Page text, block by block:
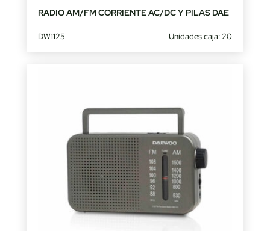
RADIO AM/FM CORRIENTE AC/DC Y PILAS DAE
DW1125 Unidades caja: 20